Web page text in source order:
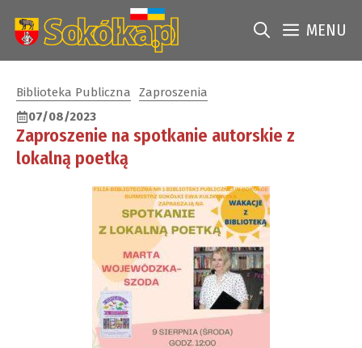
treści
MENU
Biblioteka Publiczna
Zaproszenia
07/08/2023
Zaproszenie na spotkanie autorskie z
lokalną poetką